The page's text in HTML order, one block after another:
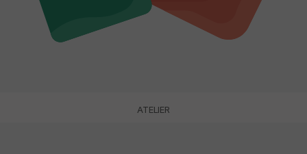
ATELIER